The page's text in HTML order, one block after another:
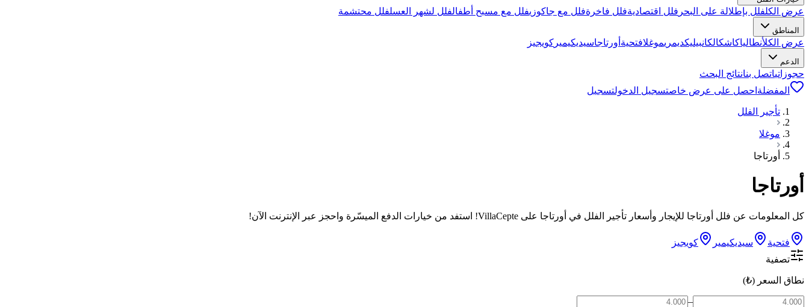
عرض الكلفلل بإطلالة على البحر فلل اقتصاديةفلل فاخرةفلل مع جاكوزيفلل مع مسبح أطفالفلل لشهر العسلفلل محتشمة
المناطق
عرض الكلأنطالياكاشكالكانبيليكديمريموغلافتحية أورتاجاسيديكيمير كويجيز
الدعم
حجوزاتياتصل بنانتائج البحث
المفضلة احصل على عرض خاصتسجيل الدخولتسجيل
تأجير الفلل
موغلا
أورتاجا
أورتاجا
كل المعلومات عن فلل أورتاجا للإيجار وأسعار تأجير الفلل في أورتاجا على VillaCepte! استفد من خيارات الدفع الميسّرة واحجز عبر الإنترنت الآن!
فتحية سيديكيمير
كويجيز
تصفية
نطاق السعر (₺)
–